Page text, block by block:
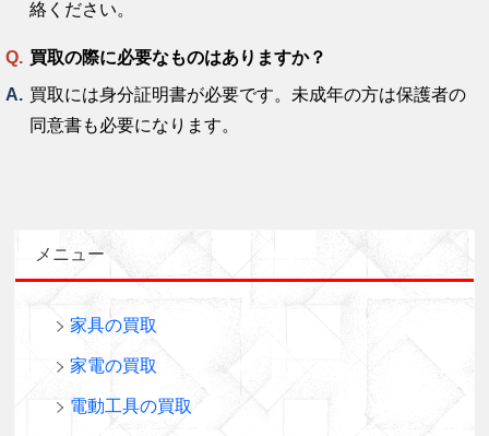
絡ください。
買取の際に必要なものはありますか？
買取には身分証明書が必要です。未成年の方は保護者の
同意書も必要になります。
メニュー
家具の買取
家電の買取
電動工具の買取